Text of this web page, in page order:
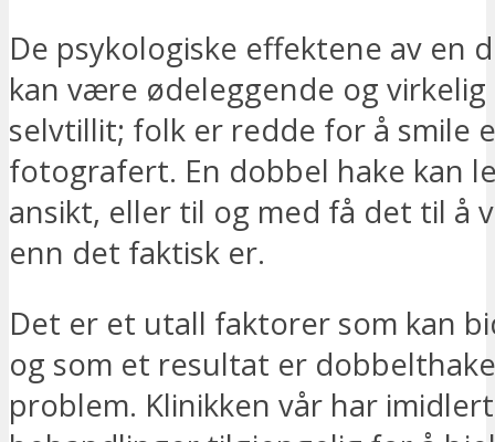
De psykologiske effektene av en
kan være ødeleggende og virkelig
selvtillit; folk er redde for å smile
fotografert. En dobbel hake kan
ansikt, eller til og med få det til å
enn det faktisk er.
Det er et utall faktorer som kan
og som et resultat er
problem. Klinikken vår har